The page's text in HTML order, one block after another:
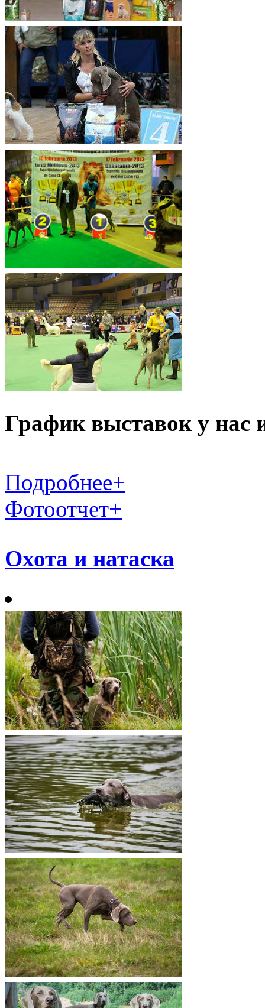
График выставок у нас
Подробнее+
Фотоотчет+
Охота и натаска